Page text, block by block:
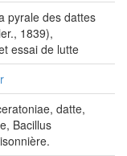
pyrale des dattes
1839),
essai de lutte
datte,
Bacillus